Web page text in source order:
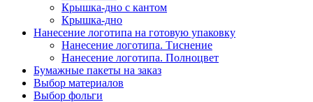
Крышка-дно с кантом
Крышка-дно
Нанесение логотипа на готовую упаковку
Нанесение логотипа. Тиснение
Нанесение логотипа. Полноцвет
Бумажные пакеты на заказ
Выбор материалов
Выбор фольги